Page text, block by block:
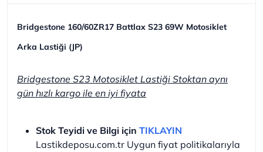
Bridgestone 160/60ZR17 Battlax S23 69W Motosiklet
Arka Lastiği (JP)
Bridgestone S23 Motosiklet Lastiği Stoktan aynı
gün hızlı kargo ile en iyi fiyata
Stok Teyidi ve Bilgi için TIKLAYIN
Lastikdeposu.com.tr Uygun fiyat politikalarıyla